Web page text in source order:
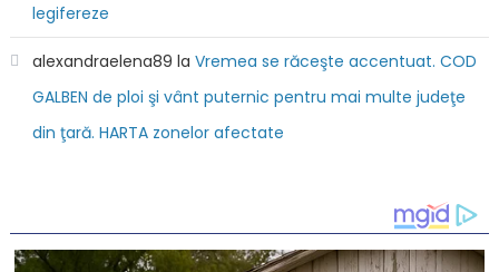
legifereze
alexandraelena89 la Vremea se răceşte accentuat. COD
GALBEN de ploi şi vânt puternic pentru mai multe judeţe
din ţară. HARTA zonelor afectate